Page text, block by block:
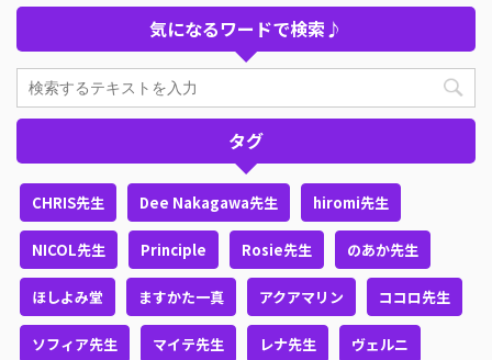
気になるワードで検索♪
タグ
CHRIS先生 Dee Nakagawa先生 hiromi先生
NICOL先生 Principle Rosie先生 のあか先生
ほしよみ堂 ますかた一真 アクアマリン ココロ先生
ソフィア先生 マイテ先生 レナ先生 ヴェルニ